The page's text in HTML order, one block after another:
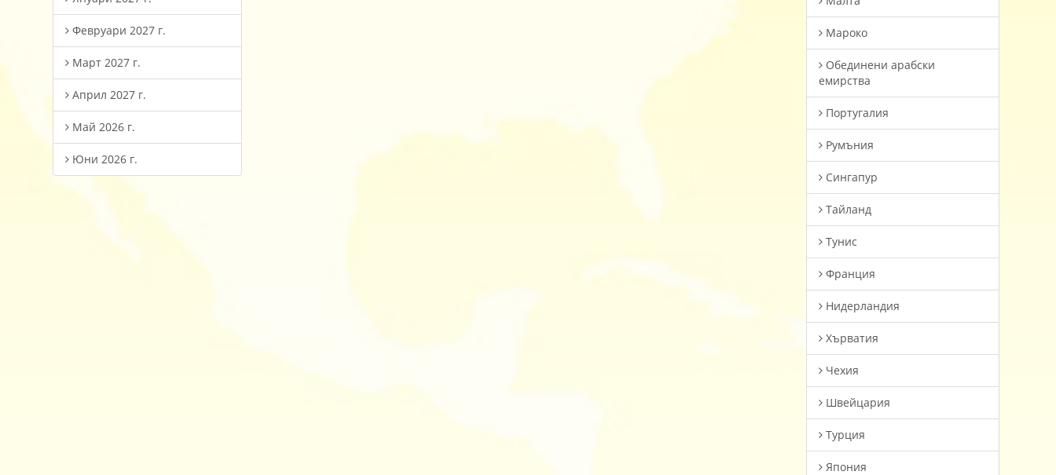
Февруари 2027 г.
Март 2027 г.
Април 2027 г.
Май 2026 г.
Юни 2026 г.
Мароко
Oбединени арабски
емирства
Португалия
Румъния
Сингапур
Тайланд
Тунис
Франция
Нидерландия
Хърватия
Чехия
Швейцария
Турция
Япония